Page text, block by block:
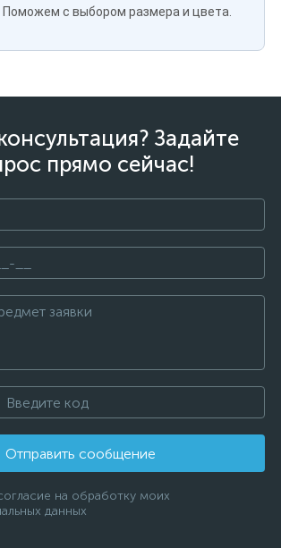
Поможем с выбором размера и цвета.
Задайте
прямо сейчас!
Отправить сообщение
на обработку моих
данных